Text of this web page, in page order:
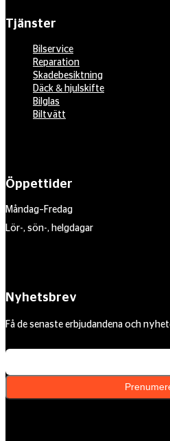
Tjänster
Bilservice
Reparation
Skadebesiktning
Däck & hjulskifte
Bilglas
Biltvätt
Öppettider
Måndag–Fredag
Lör-, sön-, helgdagar
Nyhetsbrev
Få de senaste erbjudandena och